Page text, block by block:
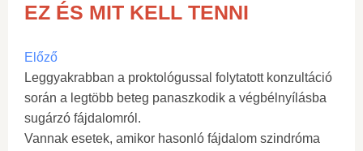
EZ ÉS MIT KELL TENNI
Előző
Leggyakrabban a proktológussal folytatott konzultáció
során a legtöbb beteg panaszkodik a végbélnyílásba
sugárzó fájdalomról.
Vannak esetek, amikor hasonló fájdalom szindróma